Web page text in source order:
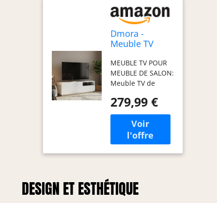
Dmora -
Meuble TV
bas de salon
avec 2 portes,
Base pour
100% Made in
Italy,
150x43h46 cm,
Blanc brillant
MEUBLE TV POUR
MEUBLE DE SALON:
Meuble TV de
moderne avec
deux portes
battantes, un tiroir
compartiment
ouvert, structure
Moderne et
innovant, parfait
279,99 €
DESIGN ET ESTHÉTIQUE